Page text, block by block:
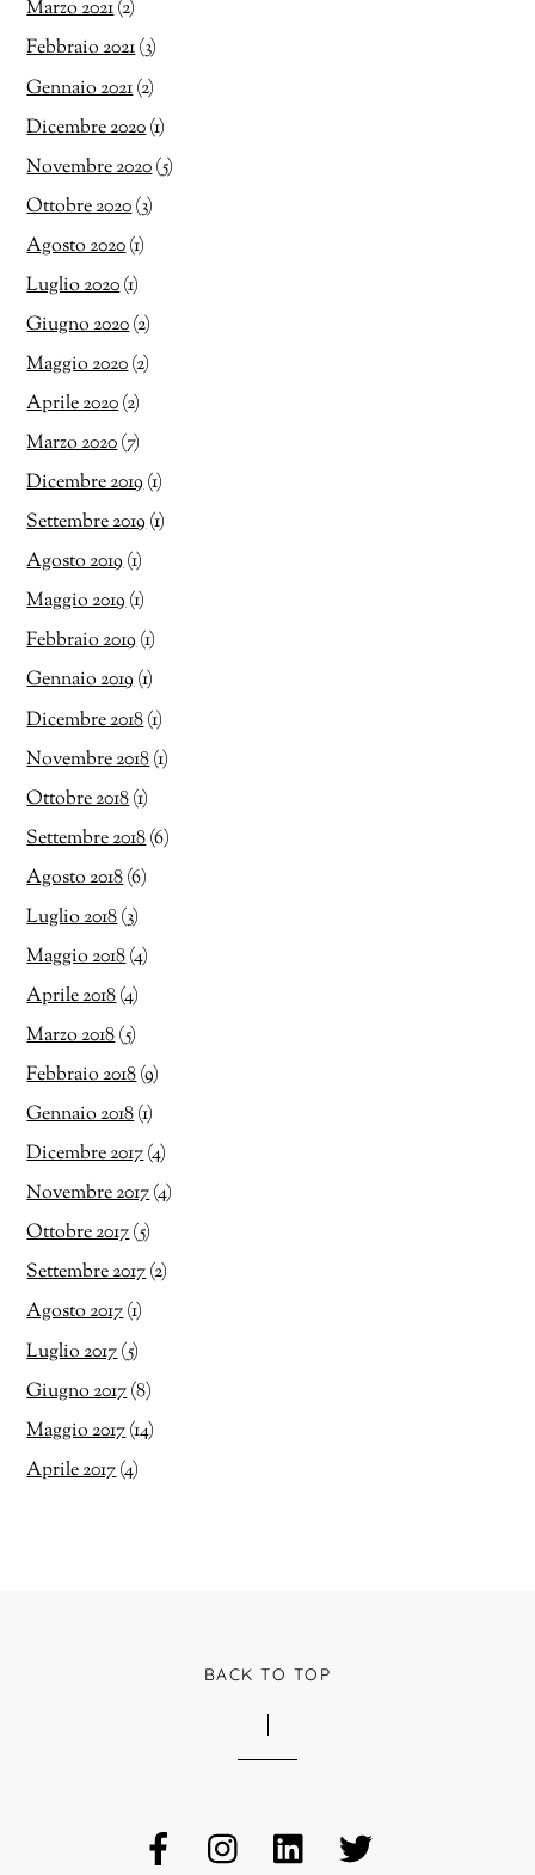
Marzo 2021(2)
Febbraio 2021(3)
Gennaio 2021(2)
Dicembre 2020(1)
Novembre 2020(5)
Ottobre 2020(3)
Agosto 2020(1)
Luglio 2020(1)
Giugno 2020(2)
Maggio 2020(2)
Aprile 2020(2)
Marzo 2020(7)
Dicembre 2019(1)
Settembre 2019(1)
Agosto 2019(1)
Maggio 2019(1)
Febbraio 2019(1)
Gennaio 2019(1)
Dicembre 2018(1)
Novembre 2018(1)
Ottobre 2018(1)
Settembre 2018(6)
Agosto 2018(6)
Luglio 2018(3)
Maggio 2018(4)
Aprile 2018(4)
Marzo 2018(5)
Febbraio 2018(9)
Gennaio 2018(1)
Dicembre 2017(4)
Novembre 2017(4)
Ottobre 2017(5)
Settembre 2017(2)
Agosto 2017(1)
Luglio 2017(5)
Giugno 2017(8)
Maggio 2017(14)
Aprile 2017(4)
BACK TO TOP